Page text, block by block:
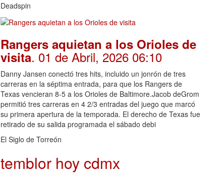
Deadspin
Rangers aquietan a los Orioles de
visita. 01 de Abril, 2026 06:10
Danny Jansen conectó tres hits, incluido un jonrón de tres
carreras en la séptima entrada, para que los Rangers de
Texas vencieran 8-5 a los Orioles de Baltimore.Jacob deGrom
permitió tres carreras en 4 2/3 entradas del juego que marcó
su primera apertura de la temporada. El derecho de Texas fue
retirado de su salida programada el sábado debi
El Siglo de Torreón
temblor hoy cdmx